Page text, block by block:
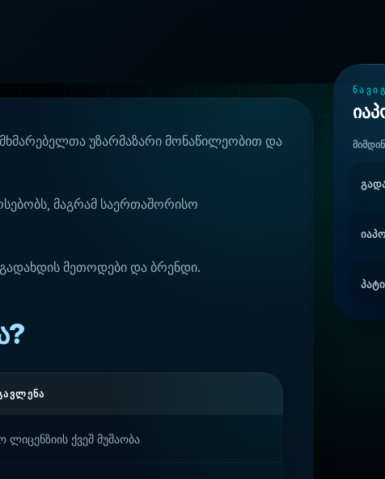
უზარმაზარი მონაწილეობით და
მაგრამ საერთაშორისო
მეთოდები და ბრენდი.
ლიცენზიის ქვეშ მუშაობა